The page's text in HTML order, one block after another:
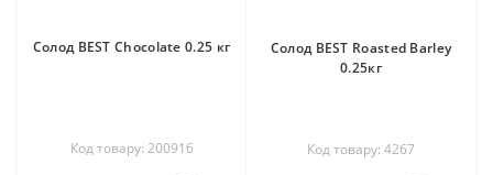
Солод BEST Chocolate 0.25 кг
Код товару: 200916
Солод BEST Roasted Barley
0.25кг
Код товару: 4267